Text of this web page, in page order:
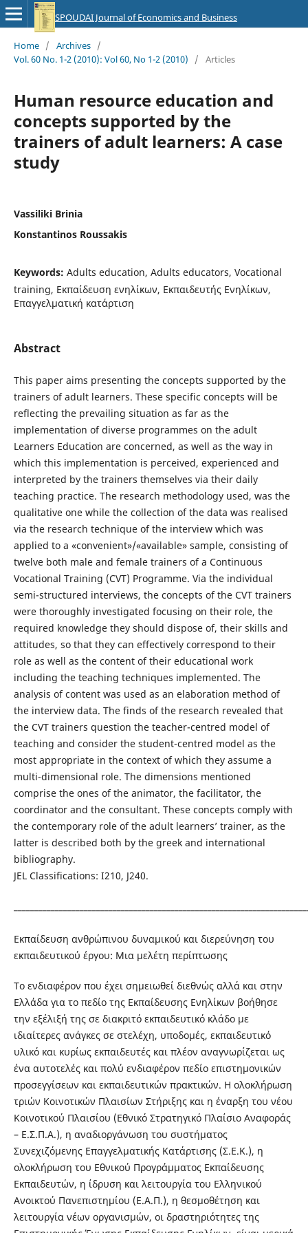
SPOUDAI Journal of Economics and Business
Home / Archives /
Vol. 60 No. 1-2 (2010): Vol 60, No 1-2 (2010)
/ Articles
Human resource education and
concepts supported by the
trainers of adult learners: A case
study
Vassiliki Brinia
Konstantinos Roussakis
Keywords: Adults education, Adults educators, Vocational
training, Εκπαίδευση ενηλίκων, Εκπαιδευτής Ενηλίκων,
Επαγγελματική κατάρτιση
Abstract
This paper aims presenting the concepts supported by the
trainers of adult learners. These specific concepts will be
reflecting the prevailing situation as far as the
implementation of diverse programmes on the adult
Learners Education are concerned, as well as the way in
which this implementation is perceived, experienced and
interpreted by the trainers themselves via their daily
teaching practice. The research methodology used, was the
qualitative one while the collection of the data was realised
via the research technique of the interview which was
applied to a «convenient»/«available» sample, consisting of
twelve both male and female trainers of a Continuous
Vocational Training (CVT) Programme. Via the individual
semi-structured interviews, the concepts of the CVT trainers
were thoroughly investigated focusing on their role, the
required knowledge they should dispose of, their skills and
attitudes, so that they can effectively correspond to their
role as well as the content of their educational work
including the teaching techniques implemented. The
analysis of content was used as an elaboration method of
the interview data. The finds of the research revealed that
the CVT trainers question the teacher-centred model of
teaching and consider the student-centred model as the
most appropriate in the context of which they assume a
multi-dimensional role. The dimensions mentioned
comprise the ones of the animator, the facilitator, the
coordinator and the consultant. These concepts comply with
the contemporary role of the adult learners’ trainer, as the
latter is described both by the greek and international
bibliography.
JEL Classifications: Ι210, J240.
Εκπαίδευση ανθρώπινου δυναμικού και διερεύνηση του
εκπαιδευτικού έργου: Μια μελέτη περίπτωσης
Το ενδιαφέρον που έχει σημειωθεί διεθνώς αλλά και στην
Ελλάδα για το πεδίο της Εκπαίδευσης Ενηλίκων βοήθησε
την εξέλιξή της σε διακριτό εκπαιδευτικό κλάδο με
ιδιαίτερες ανάγκες σε στελέχη, υποδομές, εκπαιδευτικό
υλικό και κυρίως εκπαιδευτές και πλέον αναγνωρίζεται ως
ένα αυτοτελές και πολύ ενδιαφέρον πεδίο επιστημονικών
προσεγγίσεων και εκπαιδευτικών πρακτικών. Η ολοκλήρωση
τριών Κοινοτικών Πλαισίων Στήριξης και η έναρξη του νέου
Κοινοτικού Πλαισίου (Εθνικό Στρατηγικό Πλαίσιο Αναφοράς
– Ε.Σ.Π.Α.), η αναδιοργάνωση του συστήματος
Συνεχιζόμενης Επαγγελματικής Κατάρτισης (Σ.Ε.Κ.), η
ολοκλήρωση του Εθνικού Προγράμματος Εκπαίδευσης
Εκπαιδευτών, η ίδρυση και λειτουργία του Ελληνικού
Ανοικτού Πανεπιστημίου (Ε.Α.Π.), η θεσμοθέτηση και
λειτουργία νέων οργανισμών, οι δραστηριότητες της